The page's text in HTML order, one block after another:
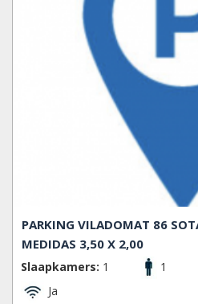
PARKING VILADOMAT 86
MEDIDAS 3,50 X 2,00
Slaapkamers: 1 1
Ja